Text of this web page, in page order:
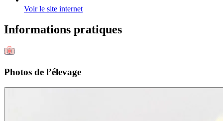
Voir le site internet
Informations pratiques
Photos de l’élevage